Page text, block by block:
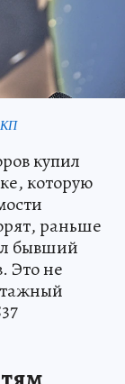
КП
купил
которую
раньше
бывший
Это не